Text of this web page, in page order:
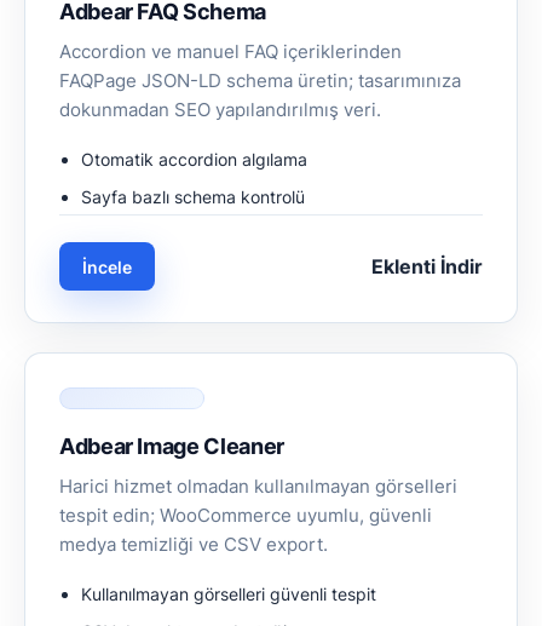
Adbear FAQ Schema
Accordion ve manuel FAQ içeriklerinden
FAQPage JSON-LD schema üretin; tasarımınıza
dokunmadan SEO yapılandırılmış veri.
Otomatik accordion algılama
Sayfa bazlı schema kontrolü
İncele Eklenti İndir
Adbear Image Cleaner
Harici hizmet olmadan kullanılmayan görselleri
tespit edin; WooCommerce uyumlu, güvenli
medya temizliği ve CSV export.
Kullanılmayan görselleri güvenli tespit